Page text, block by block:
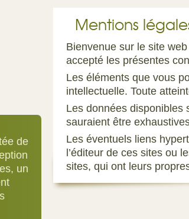
de
un
Mentions
Bienvenue sur le site
accepté les présentes
Les éléments que vous
intellectuelle. Toute
Les données disponibles
sauraient être
Les éventuels liens
l’éditeur de ces sites ou
sites, qui ont leurs